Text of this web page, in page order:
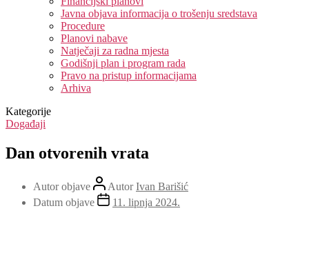
Javna objava informacija o trošenju sredstava
Procedure
Planovi nabave
Natječaji za radna mjesta
Godišnji plan i program rada
Pravo na pristup informacijama
Arhiva
Kategorije
Događaji
Dan otvorenih vrata
Autor objave AutorIvan Barišić
Datum objave
11. lipnja 2024.